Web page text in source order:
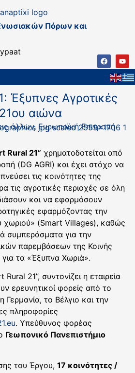
Πόρων και
Έξυπνες Αγροτικές
αιώνα
άλλων, Ευρωπαϊκή Επιτροπή
Rural 21” χρηματοδοτείται από
(DG AGRI) και έχει στόχο να
τις κοινότητες της
τις αγροτικές περιοχές σε όλη
και να εφαρμόσουν
εφαρμόζοντας την
χωριού» (Smart Villages), καθώς
συμπεράσματα για την
παρεμβάσεων της Κοινής
για τα «Έξυπνα Χωριά».
21”, συντονίζει η εταιρεία
ερευνητικοί φορείς από το
Γερμανία, το Βέλγιο και την
πληροφορίες
. Υπεύθυνος φορέας
Γεωπονικό Πανεπιστήμιο
του Έργου, 17 κοινότητες /